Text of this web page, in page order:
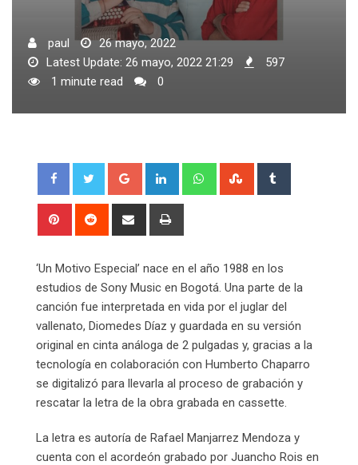
paul
26 mayo, 2022
Latest Update: 26 mayo, 2022 21:29
597
1 minute read
0
Google+ LinkedIn WhatsappStumbleUpon
Pinterest Reddit
Share
‘Un Motivo Especial’ nace en el año 1988 en los
estudios de Sony Music en Bogotá. Una parte de la
canción fue interpretada en vida por el juglar del
vallenato, Diomedes Díaz y guardada en su versión
original en cinta análoga de 2 pulgadas y, gracias a la
tecnología en colaboración con Humberto Chaparro
se digitalizó para llevarla al proceso de grabación y
rescatar la letra de la obra grabada en cassette.
La letra es autoría de Rafael Manjarrez Mendoza y
cuenta con el acordeón grabado por Juancho Rois en